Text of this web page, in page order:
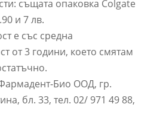
същата опаковка Colgate
и 7 лв.
е със средна
от 3 години, което смятам
Био ООД, гр.
бл. 33, тел. 02/ 971 49 88,